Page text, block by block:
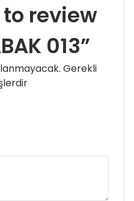
review
013”
Gerekli